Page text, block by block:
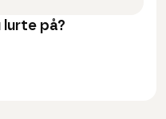
lurte på?